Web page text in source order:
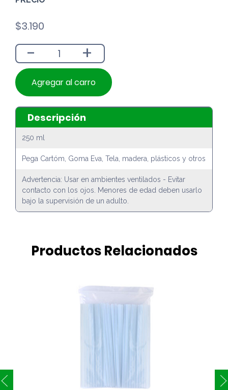
$3.190
- +
Agregar al carro
Descripción
250 ml
Pega Cartóm, Goma Eva, Tela, madera, plásticos y otros
Advertencia: Usar en ambientes ventilados - Evitar
contacto con los ojos. Menores de edad deben usarlo
bajo la supervisión de un adulto.
Productos Relacionados